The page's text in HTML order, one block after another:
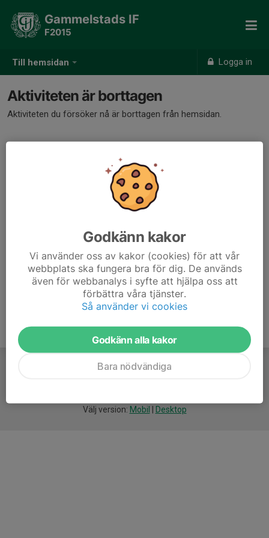
Till hemsidan Logga in
Gammelstads IF
F2015
Aktiviteten är borttagen
Aktiviteten du försöker nå är borttagen från hemsidan.
Välj version: Mobil Desktop
Godkänn kakor
Vi använder oss av kakor (cookies) för att vår
webbplats ska fungera bra för dig. De används
även för webbanalys i syfte att hjälpa oss att
förbättra våra tjänster.
Så använder vi cookies
Godkänn alla kakor
Bara nödvändiga